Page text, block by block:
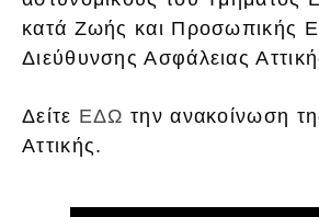
κατά Ζωής και Προσωπικής
Διεύθυνσης Ασφάλειας
Δείτε ΕΔΩτην ανακοίνωση
Αττικής.